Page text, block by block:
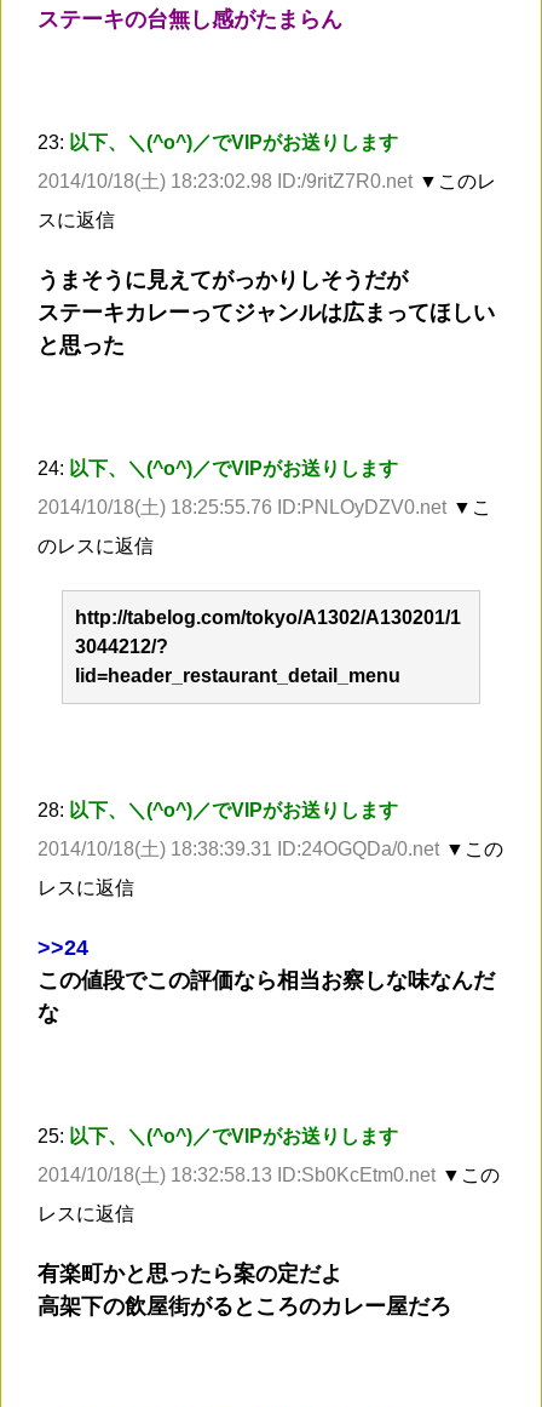
ステーキの台無し感がたまらん
23: 以下、＼(^o^)／でVIPがお送りします
2014/10/18(土) 18:23:02.98 ID:/9ritZ7R0.net ▼このレ
スに返信
うまそうに見えてがっかりしそうだが
ステーキカレーってジャンルは広まってほしい
と思った
24: 以下、＼(^o^)／でVIPがお送りします
2014/10/18(土) 18:25:55.76 ID:PNLOyDZV0.net ▼こ
のレスに返信
http://tabelog.com/tokyo/A1302/A130201/1
3044212/?
lid=header_restaurant_detail_menu
28: 以下、＼(^o^)／でVIPがお送りします
2014/10/18(土) 18:38:39.31 ID:24OGQDa/0.net ▼この
レスに返信
>>24
この値段でこの評価なら相当お察しな味なんだ
な
25: 以下、＼(^o^)／でVIPがお送りします
2014/10/18(土) 18:32:58.13 ID:Sb0KcEtm0.net ▼この
レスに返信
有楽町かと思ったら案の定だよ
高架下の飲屋街がるところのカレー屋だろ